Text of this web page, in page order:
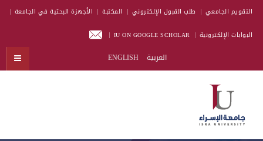
التقويم الجامعي طلب القبول الإلكتروني المكتبة الأجهزة البحثية في الجامعة
البوابات الإلكترونية IU ON GOOGLE SCHOLAR
العربية ENGLISH